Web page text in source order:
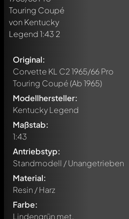
Original:
Corvette KL C2 1965/66 Pro
Touring Coupé(Ab 1965)
Modellhersteller:
Kentucky Legend
Maßstab:
1:43
Antriebstyp:
Standmodell / Unangetrieben
Material:
Resin / Harz
Farbe:
Lindengrün met.